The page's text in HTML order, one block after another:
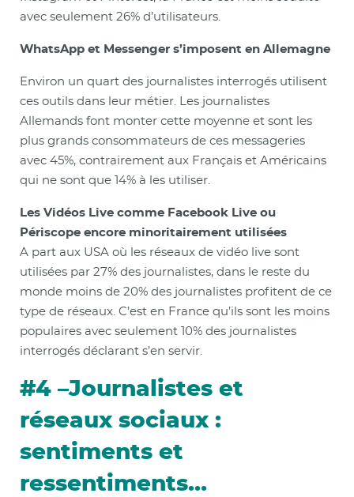
avec seulement 26% d’utilisateurs.
WhatsApp et Messenger s’imposent en Allemagne
Environ un quart des journalistes interrogés utilisent
ces outils dans leur métier. Les journalistes
Allemands font monter cette moyenne et sont les
plus grands consommateurs de ces messageries
avec 45%, contrairement aux Français et Américains
qui ne sont que 14% à les utiliser.
Les Vidéos Live comme Facebook Live ou
Périscope encore minoritairement utilisées
A part aux USA où les réseaux de vidéo live sont
utilisées par 27% des journalistes, dans le reste du
monde moins de 20% des journalistes profitent de ce
type de réseaux. C’est en France qu’ils sont les moins
populaires avec seulement 10% des journalistes
interrogés déclarant s’en servir.
#4 –Journalistes et
réseaux sociaux :
sentiments et
ressentiments…